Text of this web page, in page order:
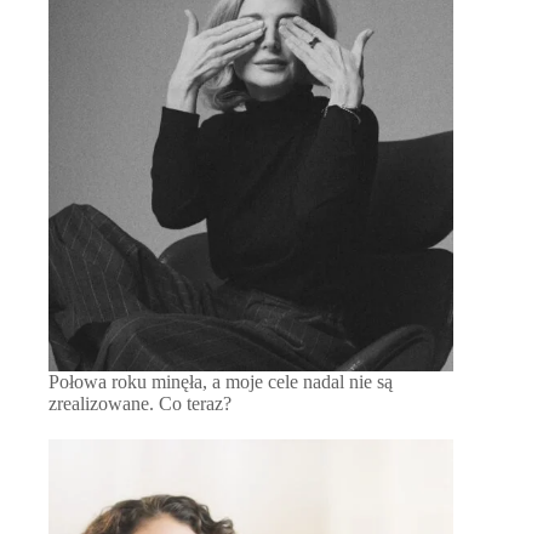
Połowa roku minęła, a moje cele nadal nie są
zrealizowane. Co teraz?